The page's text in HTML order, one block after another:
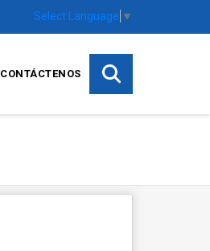
Select Language ▼
CONTÁCTENOS